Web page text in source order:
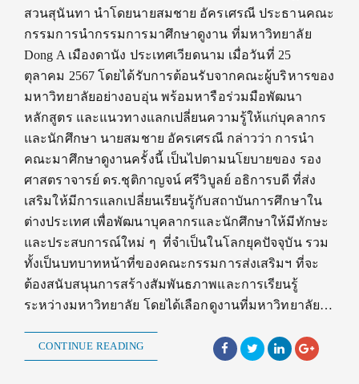
สวนสุนันทา นำโดยนายสมชาย อัครเศรณี ประธานคณะ
กรรมการนำกรรมการมาศึกษาดูงาน ที่มหาวิทยาลัย
Dong A เมืองดานัง ประเทศเวียดนาม เมื่อวันที่ 25
ตุลาคม 2567 โดยได้รับการต้อนรับจากคณะผู้บริหารของ
มหาวิทยาลัยอย่างอบอุ่น พร้อมหารือร่วมมือพัฒนา
หลักสูตร และแนวทางแลกเปลี่ยนความรู้ให้แก่บุคลากร
และนักศึกษา นายสมชาย อัครเศรณี กล่าวว่า การนำ
คณะมาศึกษาดูงานครั้งนี้ เป็นไปตามนโยบายของ รอง
ศาสตราจารย์ ดร.ชุติกาญจน์ ศรีวิบูลย์ อธิการบดี ที่ส่ง
เสริมให้มีการแลกเปลี่ยนเรียนรู้กับสถาบันการศึกษาใน
ต่างประเทศ เพื่อพัฒนาบุคลากรและนักศึกษาให้มีทักษะ
และประสบการณ์ใหม่ ๆ ที่จำเป็นในโลกยุคปัจจุบัน รวม
ทั้งเป็นบทบาทหน้าที่ของคณะกรรมการส่งเสริมฯ ที่จะ
ต้องสนับสนุนการสร้างสัมพันธภาพและการเรียนรู้
ระหว่างมหาวิทยาลัย โดยได้เลือกดูงานที่มหาวิทยาลัย…
CONTINUE READING